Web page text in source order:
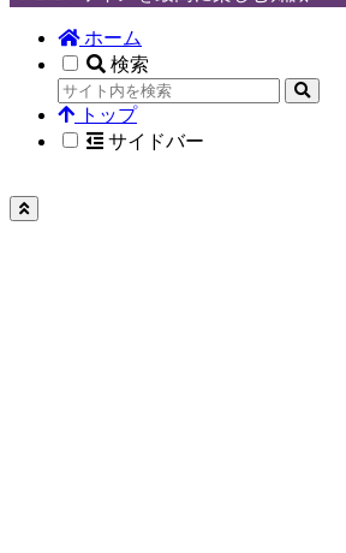
ホーム
検索
トップ
サイドバー